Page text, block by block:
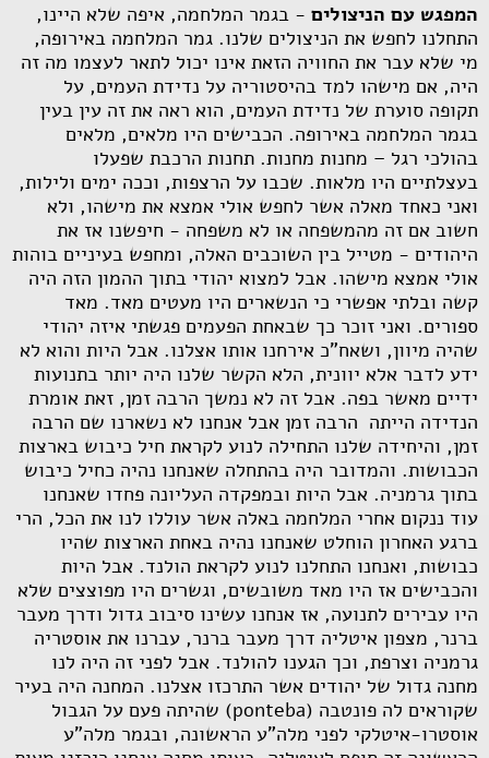
המפגש עם הניצולים - בגמר המלחמה, איפה שלא היינו,
התחלנו לחפש את הניצולים שלנו. גמר המלחמה באירופה,
מי שלא עבר את החוויה הזאת אינו יכול לתאר לעצמו מה זה
היה, אם מישהו למד בהיסטוריה על נדידת העמים, על
תקופה סוערת של נדידת העמים, הוא ראה את זה עין בעין
בגמר המלחמה באירופה. הכבישים היו מלאים, מלאים
בהולכי רגל – מחנות מחנות. תחנות הרכבת שפעלו
בעצלתיים היו מלאות. שכבו על הרצפות, וככה ימים ולילות,
ואני כאחד מאלה אשר לחפש אולי אמצא את מישהו, ולא
חשוב אם זה מהמשפחה או לא משפחה - חיפשנו אז את
היהודים - מטייל בין השוכבים האלה, ומחפש בעיניים בוהות
אולי אמצא מישהו. אבל למצוא יהודי בתוך ההמון הזה היה
קשה ובלתי אפשרי כי הנשארים היו מעטים מאד. מאד
ספורים. ואני זוכר כך שבאחת הפעמים פגשתי איזה יהודי
שהיה מיוון, ושאח"כ אירחנו אותו אצלנו. אבל היות והוא לא
ידע לדבר אלא יוונית, הלא הקשר שלנו היה יותר בתנועות
ידיים מאשר בפה. אבל זה לא נמשך הרבה זמן, זאת אומרת
הנדידה הייתה הרבה זמן אבל אנחנו לא נשארנו שם הרבה
זמן, והיחידה שלנו התחילה לנוע לקראת חיל כיבוש בארצות
הכבושות. והמדובר היה בהתחלה שאנחנו נהיה כחיל כיבוש
בתוך גרמניה. אבל היות ובמפקדה העליונה פחדו שאנחנו
עוד ננקום אחרי המלחמה באלה אשר עוללו לנו את הכל, הרי
ברגע האחרון הוחלט שאנחנו נהיה באחת הארצות שהיו
כבושות, ואנחנו התחלנו לנוע לקראת הולנד. אבל היות
והכבישים אז היו מאד משובשים, וגשרים היו מפוצצים שלא
היו עבירים לתנועה, אז אנחנו עשינו סיבוב גדול ודרך מעבר
ברנר, מצפון איטליה דרך מעבר ברנר, עברנו את אוסטריה
גרמניה וצרפת, וכך הגענו להולנד. אבל לפני זה היה לנו
מחנה גדול של יהודים אשר התרכזו אצלנו. המחנה היה בעיר
שקוראים לה פונטבה (ponteba) שהיתה פעם על הגבול
אוסטרו-איטלקי לפני מלה"ע הראשונה, ובגמר מלה"ע